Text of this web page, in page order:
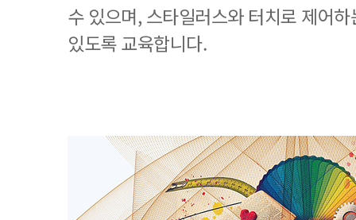
수 있으며, 스타일러스와 터치로 제어
있도록 교육합니다.